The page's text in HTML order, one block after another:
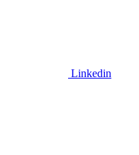
Linkedin